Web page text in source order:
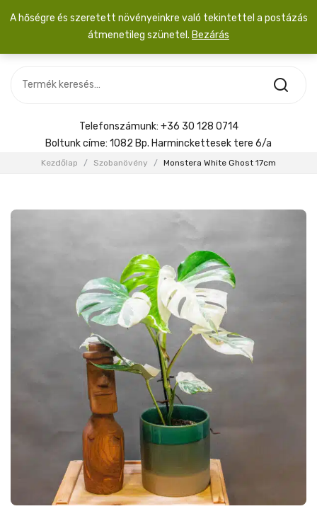
SZOBANÖVÉNY
KIEGÉSZÍTŐK
Menyasszonyi csokor
Telefonszámunk: +36 30 128 0714
Boltunk címe: 1082 Bp. Harminckettesek tere 6/a
Kezdőlap / Szobanövény / Monstera White Ghost 17cm
A hőségre és szeretett növényeinkre való tekintettel a postázás
átmenetileg szünetel. Bezárás